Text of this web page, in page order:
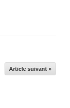
Article suivant »